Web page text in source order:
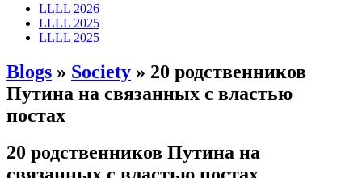
LLLL 2026
LLLL 2025
LLLL 2025
Blogs » Society » 20 родственников
Путина на связанных с властью
постах
20 родственников Путина на